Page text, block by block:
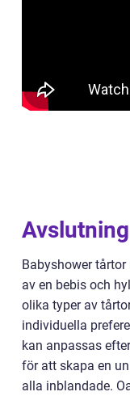
Avslutning
Babyshower
av en bebis och
olika typer av
individuella
kan anpassas
för att skapa en
alla inblandade.